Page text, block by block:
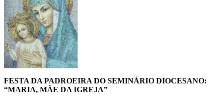
FESTA DA PADROEIRA DO SEMINÁRIO DIOCESANO:
“MARIA, MÃE DA IGREJA”